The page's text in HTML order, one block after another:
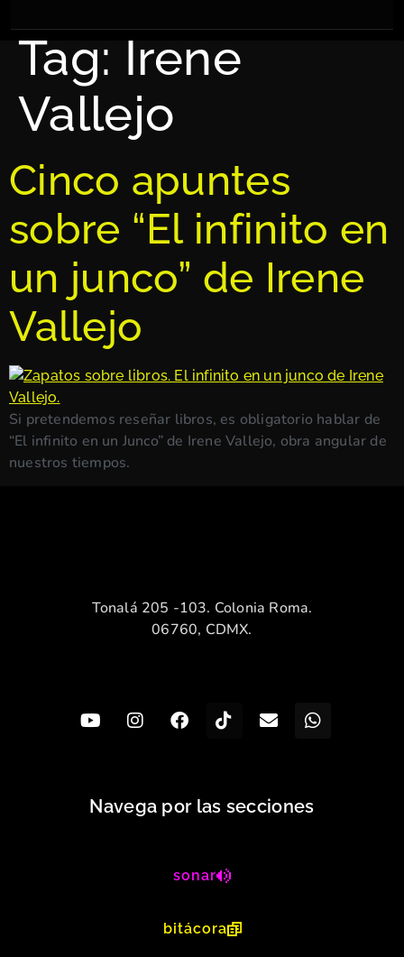
Tag: Irene
Vallejo
Cinco apuntes
sobre “El infinito en
un junco” de Irene
Vallejo
Si pretendemos reseñar libros, es obligatorio hablar de
“El infinito en un Junco” de Irene Vallejo, obra angular de
nuestros tiempos.
Tonalá 205 -103. Colonia Roma.
06760, CDMX.
Navega por las secciones
sonar
bitácora